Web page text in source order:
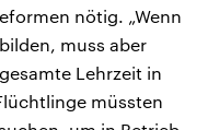
nötig. „Wenn
muss aber
Lehrzeit in
müssten